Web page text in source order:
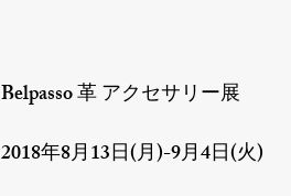
Belpasso 革 アクセサリー展
2018年8月13日(月)-9月4日(火)